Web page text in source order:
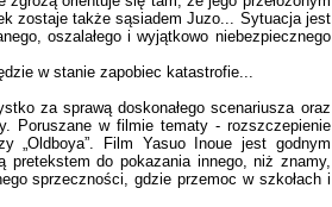
zostaje także sąsiadem Juzo... Sytuacja jest
oszalałego i wyjątkowo niebezpiecznego
w stanie zapobiec katastrofie...
za sprawą doskonałego scenariusza oraz
Poruszane w filmie tematy - rozszczepienie
„Oldboya”. Film Yasuo Inoue jest godnym
pretekstem do pokazania innego, niż znamy,
sprzeczności, gdzie przemoc w szkołach i